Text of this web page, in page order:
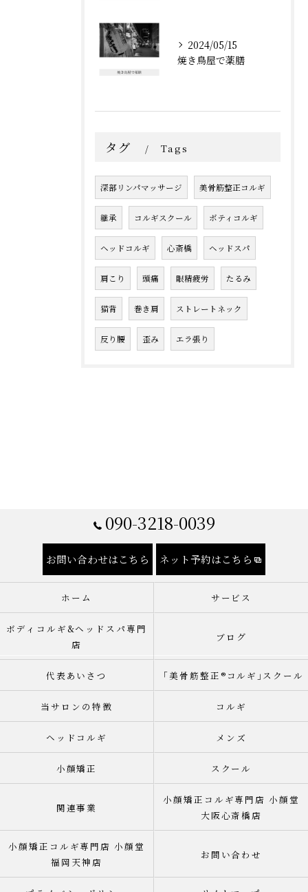
2024/05/15
焼き鳥屋で薬膳
タグ Tags
深部リンパマッサージ 美骨筋整正コルギ
継承 コルギスクール ボティコルギ
ヘッドコルギ 心斎橋 ヘッドスパ
肩こり 頭痛 眼精疲労 たるみ
猫背 巻き肩 ストレートネック
反り腰 歪み エラ張り
090-3218-0039
お問い合わせはこちら ネット予約はこちら
ホーム サービス
ボディコルギ&ヘッドスパ専門
店
ブログ
代表あいさつ 「美骨筋整正®︎コルギ｣スクール
当サロンの特徴 コルギ
ヘッドコルギ メンズ
小顔矯正 スクール
関連事業
小顔矯正コルギ専門店 小顔堂
大阪心斎橋店
小顔矯正コルギ専門店 小顔堂
福岡天神店
お問い合わせ